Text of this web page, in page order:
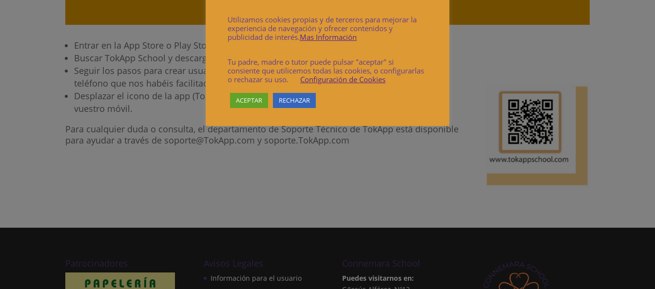
Entrar en la App Store o Play Store
Buscar TokApp School y descargar. Es gratuita.
Seguir los pasos para crear usuario, usando el mismo mail o
teléfono que nos habéis facilitado al centro.
Desplazar el icono de la app (TokApp) a la pantalla principal de
vuestro móvil.
Para cualquier duda o consulta, el departamento de Soporte Técnico de TokApp está disponible
para ayudar a través de soporte@TokApp.com y soporte.TokApp.com
Patrocinadores Avisos Legales
Información para el usuario
Connemara School
Puedes visitarnos en:
Utilizamos cookies propias y de terceros para mejorar la
experiencia de navegación y ofrecer contenidos y
publicidad de interés.Mas Información
Tu padre, madre o tutor puede pulsar "aceptar" si
consiente que utilicemos todas las cookies, o configurarlas
o rechazar su uso.
Configuración de Cookies
ACEPTAR RECHAZAR